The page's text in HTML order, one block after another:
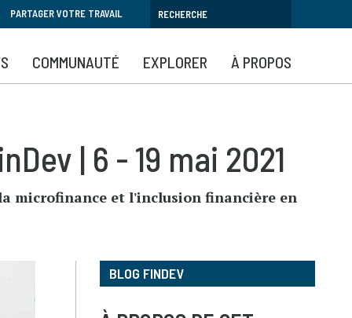
PARTAGER VOTRE TRAVAIL
COMMUNAUTÉ EXPLORER À PROPOS
| 6 - 19 mai 2021
microfinance et l'inclusion financière en
BLOG FINDEV